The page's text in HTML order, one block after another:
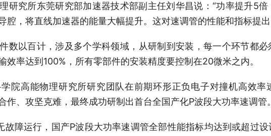
究所东莞研究部加速器技术部副主任刘华昌说：“功率提升5倍
腔，将直线加速器的能量大幅提升。这对速调管的性能和指标提
以百计，涉及多个学科领域，从研制到安装，每一个环节都必
效率达到100%，所有零部件的安装精度要控制在20微米之内。
高能物理研究所研究团队在前期环形正负电子对撞机高效率
作、攻坚克难，最终成功研制出首台全国产化P波段大功率速调管。
运行，国产P波段大功率速调管全部性能指标均达到或超过设